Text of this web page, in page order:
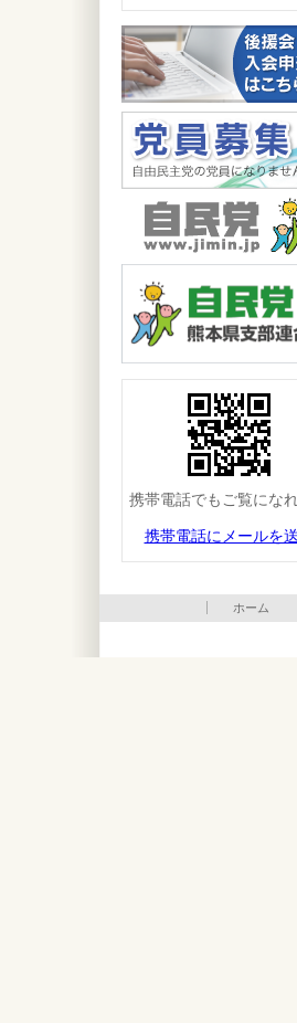
携帯電話でもご覧にな
携帯電話にメールを
ホーム